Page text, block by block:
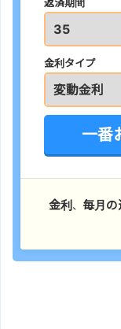
返済期間
金利タイプ
一番
金利 、 毎月